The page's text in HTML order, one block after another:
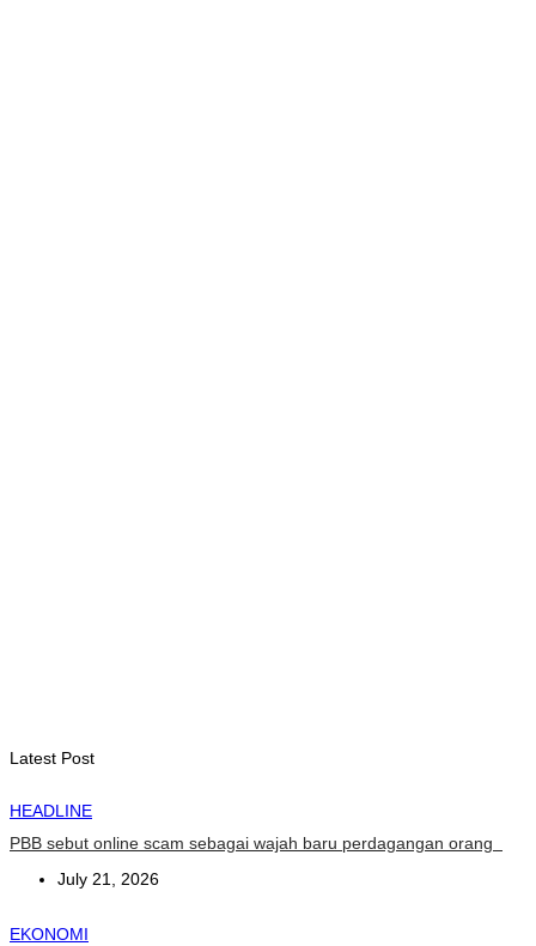
Latest Post
HEADLINE
PBB sebut online scam sebagai wajah baru perdagangan orang
July 21, 2026
EKONOMI